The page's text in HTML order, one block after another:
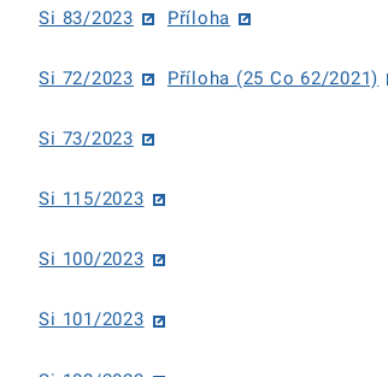
Si 83/2023 Příloha
Si 72/2023 Příloha (25 Co 62/2021)
Si 73/2023
Si 115/2023
Si 100/2023
Si 101/2023